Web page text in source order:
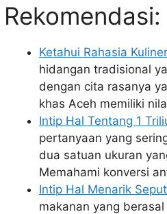
Rekomendasi:
Ketahui Rahasia
hidangan tradisional
dengan cita rasanya
khas Aceh memiliki
Intip Hal Tentang 1
pertanyaan yang
dua satuan ukuran
Memahami konversi
Intip Hal Menarik
makanan yang